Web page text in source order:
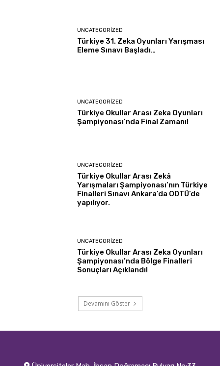
UNCATEGORIZED
Türkiye 31. Zeka Oyunları Yarışması
Eleme Sınavı Başladı…
UNCATEGORIZED
Türkiye Okullar Arası Zeka Oyunları
Şampiyonası’nda Final Zamanı!
UNCATEGORIZED
Türkiye Okullar Arası Zekâ
Yarışmaları Şampiyonası’nın Türkiye
Finalleri Sınavı Ankara’da ODTÜ’de
yapılıyor.
UNCATEGORIZED
Türkiye Okullar Arası Zeka Oyunları
Şampiyonası’nda Bölge Finalleri
Sonuçları Açıklandı!
Devamını Göster